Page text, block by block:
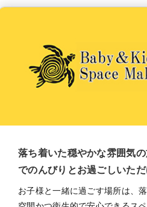
落ち着いた穏やかな雰囲気
でのんびりとお過ごしいた
お子様と一緒に過ごす場所は、